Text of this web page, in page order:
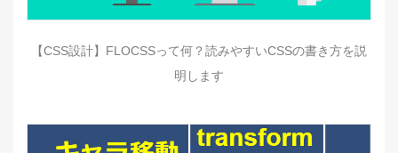
【CSS設計】FLOCSSって何？読みやすいCSSの書き方を説
明します